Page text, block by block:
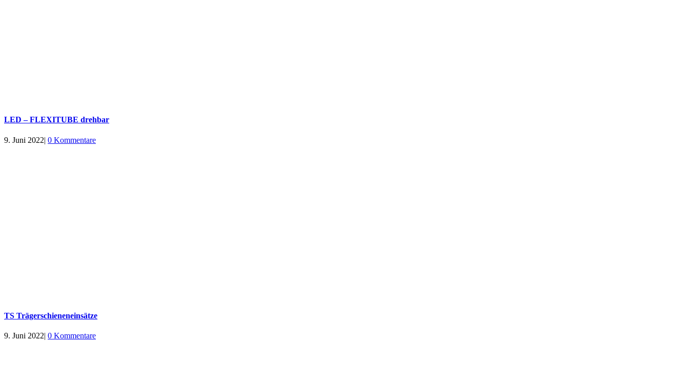
LED – FLEXITUBE drehbar
9. Juni 2022| 0 Kommentare
TS Trägerschieneneinsätze
9. Juni 2022| 0 Kommentare